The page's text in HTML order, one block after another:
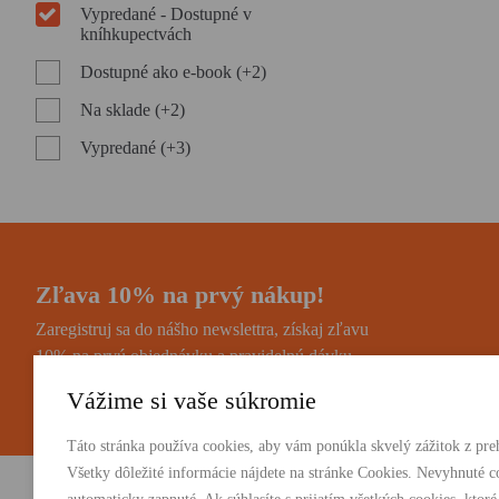
Vypredané - Dostupné v
kníhkupectvách
Dostupné ako e-book (+2)
Na sklade (+2)
Vypredané (+3)
Zľava 10% na prvý nákup!
Zaregistruj sa do nášho newslettra, získaj zľavu
10% na prvú objednávku a pravidelnú dávku
Vážime si vaše súkromie
Táto stránka používa cookies, aby vám ponúkla skvelý zážitok z
Všetky dôležité informácie nájdete na stránke Cookies. Nevyhnuté